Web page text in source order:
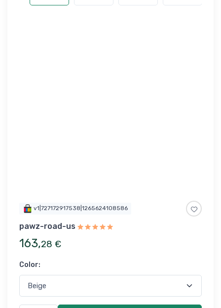
v1|727172917538|1265624108586
pawz-road-us
163,28 €
Color: